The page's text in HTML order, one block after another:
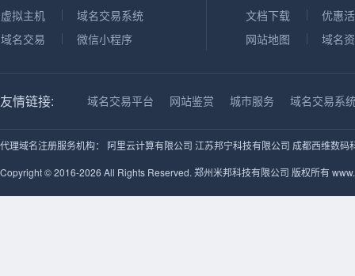
虚拟主机
域名交易系统
域名交易
微信小程序
文档下载
优惠
网站地图
域名
友情链接: 域名交易平台 网站鉴赏 城市服务 域名交易系
代理域名注册服务机构： 阿里云计算有限公司 江苏邦宁科技有限公司 成都西维数码
Copyright © 2016-2026 All Rights Reserved. 郑州米邦科技有限公司 版权所有